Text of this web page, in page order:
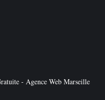
- Agence Web Marseille